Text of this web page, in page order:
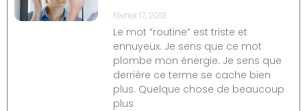
février 17, 2019
Le mot “routine” est triste et
ennuyeux. Je sens que ce mot
plombe mon énergie. Je sens que
derrière ce terme se cache bien
plus. Quelque chose de beaucoup
plus